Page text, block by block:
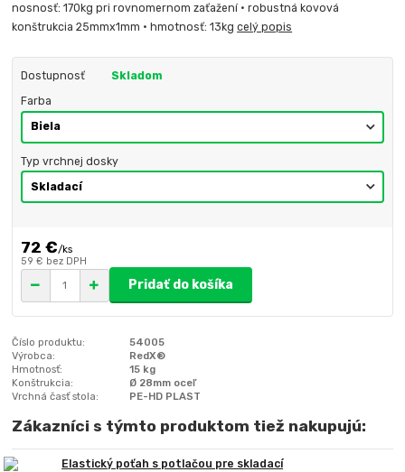
nosnosť: 170kg pri rovnomernom zaťažení • robustná kovová
konštrukcia 25mmx1mm • hmotnosť: 13kgcelý popis
Dostupnosť Skladom
Farba
Typ vrchnej dosky
72 €/ks
59 € bez DPH
Pridať do košíka
Číslo produktu:
54005
Výrobca:
RedX®
Hmotnosť:
15 kg
Konštrukcia:
Ø 28mm oceľ
Vrchná časť stola:
PE-HD PLAST
Zákazníci s týmto produktom tiež nakupujú:
Elastický poťah s potlačou pre skladací